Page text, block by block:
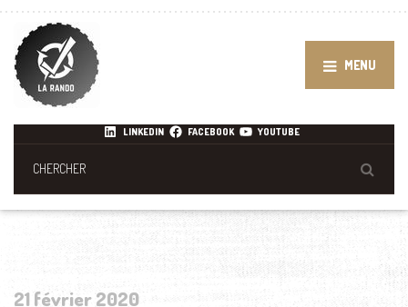
MENU
LINKEDIN FACEBOOK YOUTUBE
21 février 2020